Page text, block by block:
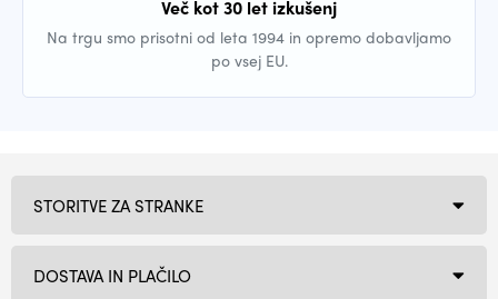
Več kot 30 let izkušenj
Na trgu smo prisotni od leta 1994 in opremo dobavljamo
po vsej EU.
STORITVE ZA STRANKE
DOSTAVA IN PLAČILO